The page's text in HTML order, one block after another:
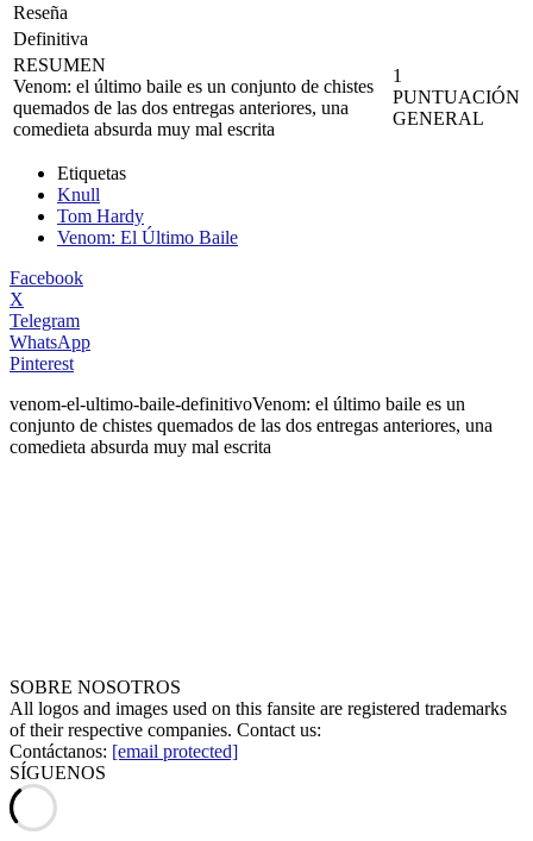
Reseña
Definitiva
RESUMEN
Venom: el último baile es un conjunto de chistes
quemados de las dos entregas anteriores, una
comedieta absurda muy mal escrita
1
PUNTUACIÓN
GENERAL
Etiquetas
Knull
Tom Hardy
Venom: El Último Baile
Facebook
X
Telegram
WhatsApp
Pinterest
venom-el-ultimo-baile-definitivoVenom: el último baile es un
conjunto de chistes quemados de las dos entregas anteriores, una
comedieta absurda muy mal escrita
SOBRE NOSOTROS
All logos and images used on this fansite are registered trademarks
of their respective companies. Contact us:
Contáctanos: [email protected]
SÍGUENOS